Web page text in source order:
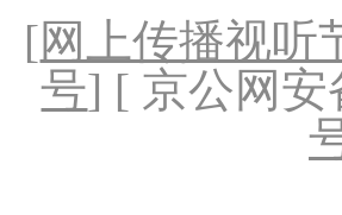
[网上传播视听
号] [ 京公网安